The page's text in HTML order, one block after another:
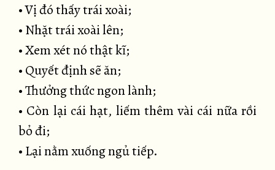
• Vị đó thấy trái xoài;
• Nhặt trái xoài lên;
• Xem xét nó thật kĩ;
• Quyết định sẽ ăn;
• Thưởng thức ngon lành;
• Còn lại cái hạt, liếm thêm vài cái nữa rồi
bỏ đi;
• Lại nằm xuống ngủ tiếp.